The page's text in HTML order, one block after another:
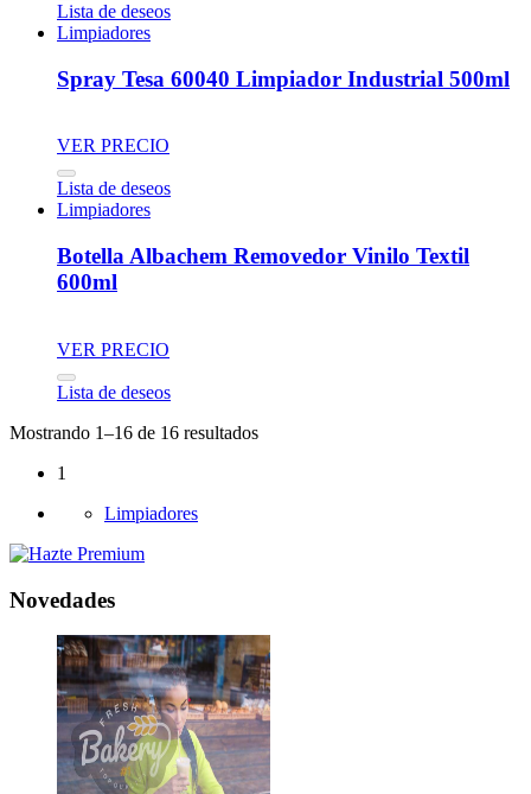
Lista de deseos
Limpiadores
Spray Tesa 60040 Limpiador Industrial 500ml
VER PRECIO
Lista de deseos
Limpiadores
Botella Albachem Removedor Vinilo Textil
600ml
VER PRECIO
Lista de deseos
Mostrando 1–16 de 16 resultados
1
Limpiadores
Novedades